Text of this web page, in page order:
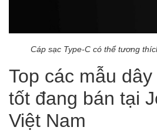
Cáp sạc Type-C có thể tương
Top các mẫu
tốt đang bán tại
Việt Nam